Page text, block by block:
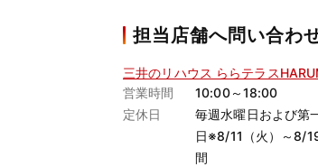
担当店舗へ問い合わ
三井のリハウス ららテラス
営業時間
10:00～18:00
定休日
毎週水曜日および第
日※8/11（火）～8/
間